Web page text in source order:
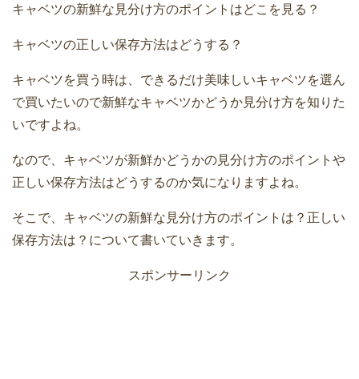
キャベツの新鮮な見分け方のポイントはどこを見る？
キャベツの正しい保存方法はどうする？
キャベツを買う時は、できるだけ美味しいキャベツを選ん
で買いたいので新鮮なキャベツかどうか見分け方を知りた
いですよね。
なので、キャベツが新鮮かどうかの見分け方のポイントや
正しい保存方法はどうするのか気になりますよね。
そこで、キャベツの新鮮な見分け方のポイントは？正しい
保存方法は？について書いていきます。
スポンサーリンク